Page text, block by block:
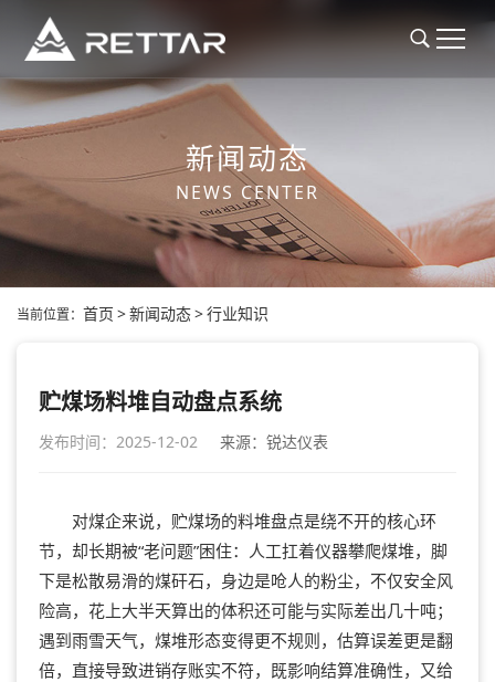
新闻动态
NEWS CENTER
当前位置： 首页 >新闻动态>行业知识
贮煤场料堆自动盘点系统
发布时间：2025-12-02 来源：锐达仪表
对煤企来说，贮煤场的料堆盘点是绕不开的核心环
节，却长期被“老问题”困住：人工扛着仪器攀爬煤堆，脚
下是松散易滑的煤矸石，身边是呛人的粉尘，不仅安全风
险高，花上大半天算出的体积还可能与实际差出几十吨；
遇到雨雪天气，煤堆形态变得更不规则，估算误差更是翻
倍，直接导致进销存账实不符，既影响结算准确性，又给